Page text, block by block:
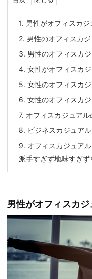
1. 男性がオフィスカ
2. 男性のオフィスカ
3. 男性のオフィスカ
4. 女性がオフィスカ
5. 女性のオフィスカ
6. 女性のオフィスカ
7. オフィスカジュア
8. ビジネスカジュア
9. オフィスカジュア
派手すぎず地味すぎず
男性がオフィスカ